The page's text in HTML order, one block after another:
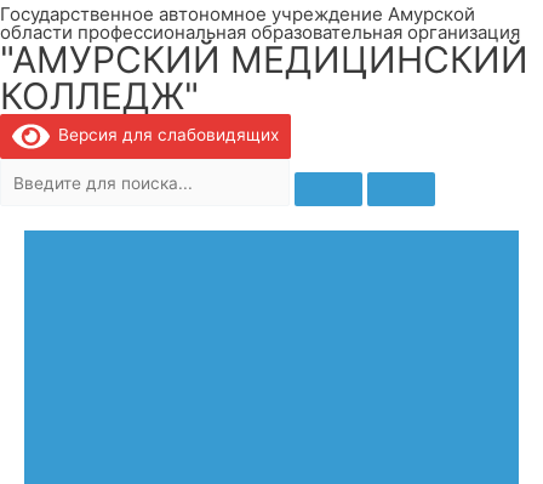
Государственное автономное учреждение Амурской
области профессиональная образовательная организация
"АМУРСКИЙ МЕДИЦИНСКИЙ
КОЛЛЕДЖ"
Версия для слабовидящих